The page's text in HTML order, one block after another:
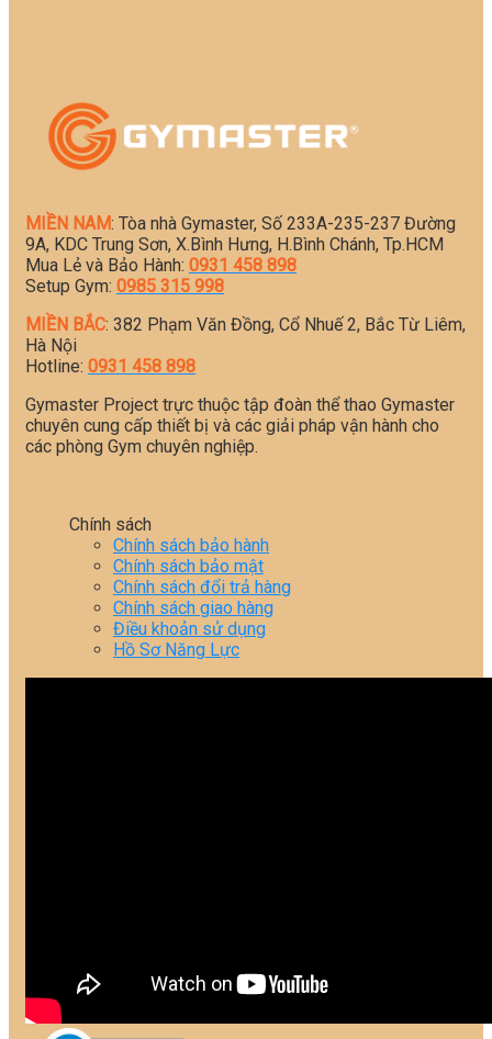
MIỀN NAM: Tòa nhà Gymaster, Số 233A-235-237 Đường
9A, KDC Trung Sơn, X.Bình Hưng, H.Bình Chánh, Tp.HCM
Mua Lẻ và Bảo Hành: 0931 458 898
Setup Gym: 0985 315 998
MIỀN BẮC: 382 Phạm Văn Đồng, Cổ Nhuế 2, Bắc Từ Liêm,
Hà Nội
Hotline: 0931 458 898
Gymaster Project trực thuộc tập đoàn thể thao Gymaster
chuyên cung cấp thiết bị và các giải pháp vận hành cho
các phòng Gym chuyên nghiệp.
Chính sách
Chính sách bảo hành
Chính sách bảo mật
Chính sách đổi trả hàng
Chính sách giao hàng
Điều khoản sử dụng
Hồ Sơ Năng Lực